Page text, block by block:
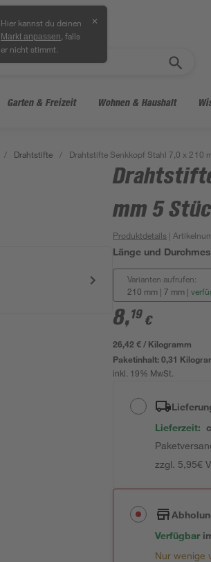
Hier kannst du deinen
Markt anpassen , falls
er nicht stimmt.
✕
Garten & Freizeit Wohnen & Haushalt
/ Drahtstifte / Drahtstifte Senkkopf Stahl 7,0 x 210
mm 5
Produktdetails |
Länge und
Varianten aufrufen:
210 mm | 7 mm |
8,19 €
26,42 € / Kilogramm
Paketinhalt:0,31
inkl. 19% MwSt.
Lieferzeit:
zzgl. 5,95€
Verfügbar
Nur wenige